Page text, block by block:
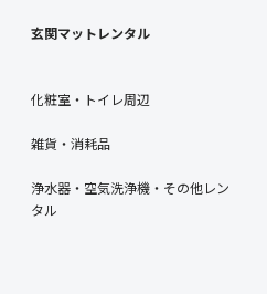
玄関マットレンタル
化粧室・トイレ周辺
雑貨・消耗品
浄水器・空気洗浄機・その他レン
タル